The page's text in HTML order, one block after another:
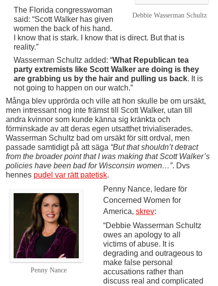
Debbie Wasserman Schultz
The Florida congresswoman
said: “Scott Walker has given
women the back of his hand.
I know that is stark. I know that is direct. But that is
reality.”
Wasserman Schultz added: “What Republican tea
party extremists like Scott Walker are doing is they
are grabbing us by the hair and pulling us back. It is
not going to happen on our watch.”
Många blev upprörda och ville att hon skulle be om ursäkt,
men intressant nog inte främst till Scott Walker, utan till
andra kvinnor som kunde känna sig kränkta och
förminskade av att deras egen utsatthet trivialiserades.
Wasserman Schultz bad om ursäkt för sitt ordval, men
passade samtidigt på att säga “But that shouldn’t detract
from the broader point that I was making that Scott Walker’s
policies have been bad for Wisconsin women…”. Dvs
hennes pudel var rätt patetisk.
Penny Nance
Penny Nance, ledare för
Concerned Women for
America, skrev:
“Debbie Wasserman Schultz
owes an apology to all
victims of abuse. It is
degrading and outrageous to
make false personal
accusations rather than
discuss real and complicated